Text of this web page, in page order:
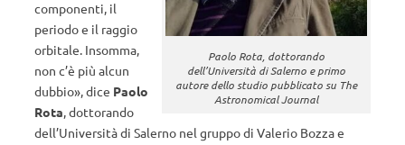
Paolo Rota, dottorando
dell’Università di Salerno e primo
autore dello studio pubblicato su The
Astronomical Journal
componenti, il
periodo e il raggio
orbitale. Insomma,
non c’è più alcun
dubbio», dice Paolo
Rota, dottorando
dell’Università di Salerno nel gruppo di Valerio Bozza e